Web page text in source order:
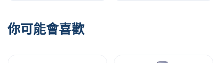
的長時間
你可能會喜歡